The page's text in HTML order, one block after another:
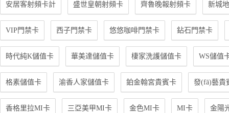
安居客射頻卡計 盛世皇朝射頻卡 齊魯晚報射頻卡 新城
VIP門禁卡 西子門禁卡 悠悠咖啡門禁卡 鉆石門禁卡
時代純K儲值卡 華美達儲值卡 棲家洗護儲值卡 WS儲值
格素儲值卡 渝香人家儲值卡 鉑金翰宮貴賓卡 發(fā)藝貴
香格里拉MI卡 三亞美甲MI卡 金色MI卡 MI卡 金陽